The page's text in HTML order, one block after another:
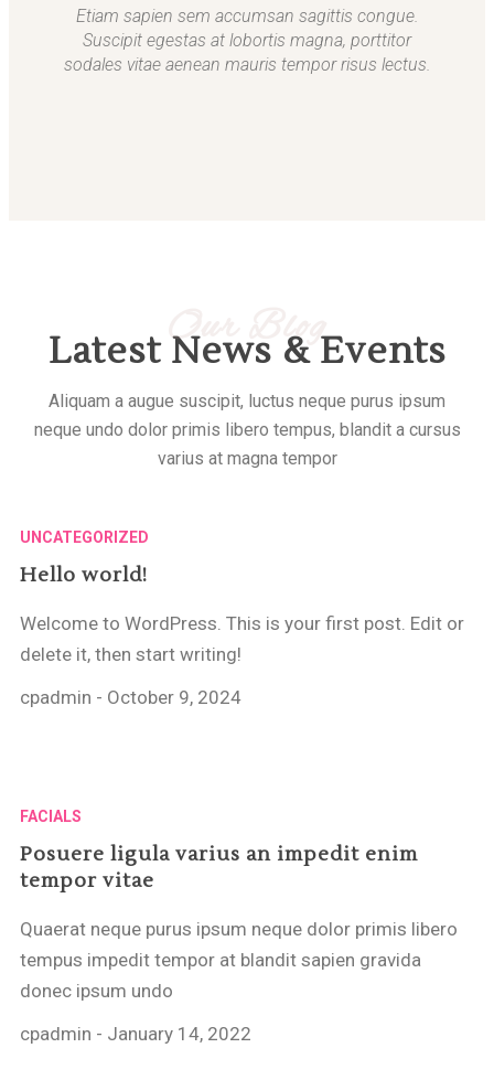
Etiam sapien sem accumsan sagittis congue.
Suscipit egestas at lobortis magna, porttitor
sodales vitae aenean mauris tempor risus lectus.
Our Blog
Latest News & Events
Aliquam a augue suscipit, luctus neque purus ipsum
neque undo dolor primis libero tempus, blandit a cursus
varius at magna tempor
UNCATEGORIZED
Hello world!
Welcome to WordPress. This is your first post. Edit or
delete it, then start writing!
cpadmin - October 9, 2024
FACIALS
Posuere ligula varius an impedit enim
tempor vitae
Quaerat neque purus ipsum neque dolor primis libero
tempus impedit tempor at blandit sapien gravida
donec ipsum undo
cpadmin - January 14, 2022